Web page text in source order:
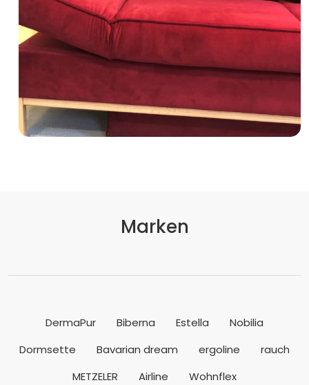
Marken
DermaPur Biberna Estella
Nobilia
Dormsette
Bavarian dream ergoline
rauch
METZELER
Airline Wohnflex